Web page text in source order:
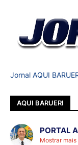
Jornal AQUI
AQUI BARUERI
PORTAL
Mostrar mais